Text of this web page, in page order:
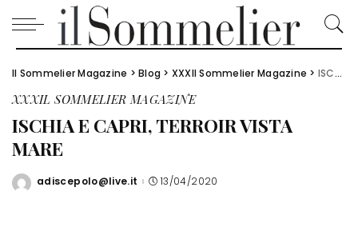
Il Sommelier Magazine >Blog > XXXIl Sommelier Magazine > ISCHIA E CAPRI, TERROIR VISTA MARE
XXXIL SOMMELIER MAGAZINE
ISCHIA E CAPRI, TERROIR VISTA
MARE
Posted
adiscepolo@live.it 13/04/2020